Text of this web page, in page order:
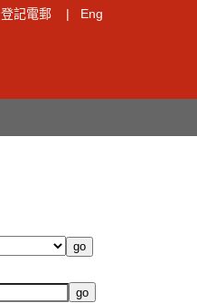
登記電郵 | Eng